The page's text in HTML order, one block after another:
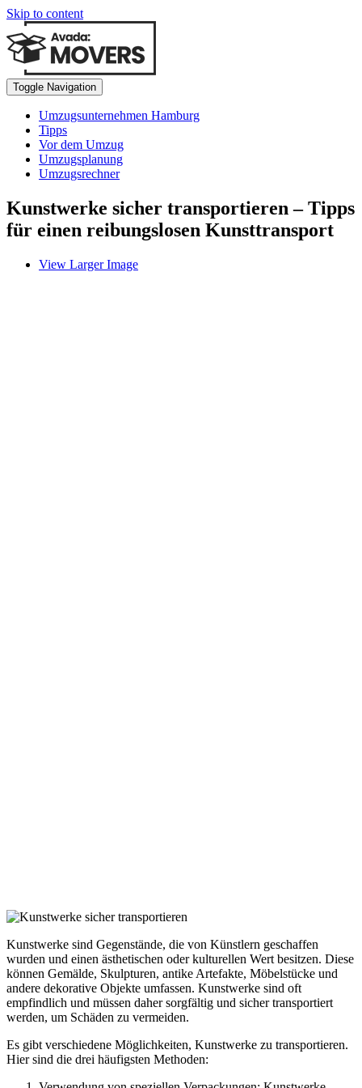
Skip to content
Toggle Navigation
Umzugsunternehmen Hamburg
Tipps
Vor dem Umzug
Umzugsplanung
Umzugsrechner
Kunstwerke sicher transportieren – Tipps
für einen reibungslosen Kunsttransport
View Larger Image
Kunstwerke sind Gegenstände, die von Künstlern geschaffen
wurden und einen ästhetischen oder kulturellen Wert besitzen. Diese
können Gemälde, Skulpturen, antike Artefakte, Möbelstücke und
andere dekorative Objekte umfassen. Kunstwerke sind oft
empfindlich und müssen daher sorgfältig und sicher transportiert
werden, um Schäden zu vermeiden.
Es gibt verschiedene Möglichkeiten, Kunstwerke zu transportieren.
Hier sind die drei häufigsten Methoden: